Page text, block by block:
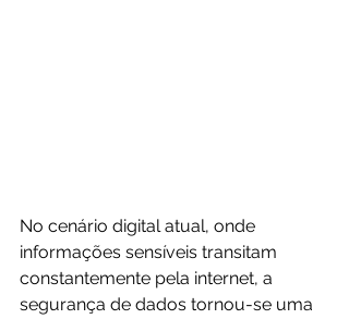
No cenário digital atual, onde
informações sensíveis transitam
constantemente pela internet, a
segurança de dados tornou-se uma